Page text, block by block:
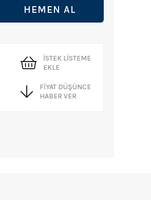
İSTEK LISTEME
EKLE
FIYAT DÜŞÜNCE
HABER VER